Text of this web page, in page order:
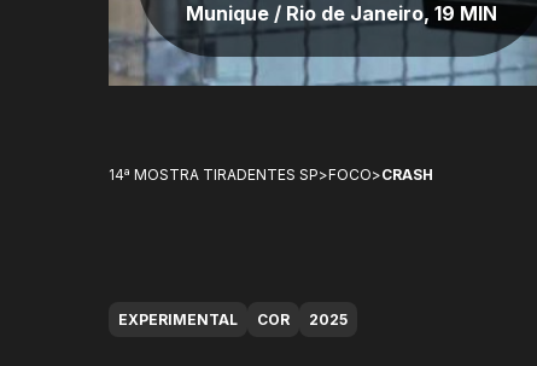
Munique / Rio de Janeiro, 19 MIN
14ª MOSTRA TIRADENTES SP>FOCO>CRASH
EXPERIMENTAL COR 2025